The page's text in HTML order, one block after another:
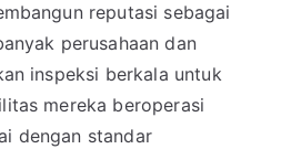
reputasi sebagai
perusahaan dan
inspeksi berkala untuk
mereka beroperasi
dengan standar